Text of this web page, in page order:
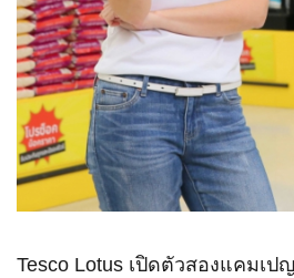
Tesco Lotus เปิดตัวสองแคมเ